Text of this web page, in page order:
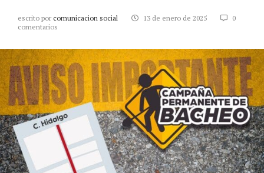
escrito por comunicacion social 13 de enero de 2025
0
comentarios